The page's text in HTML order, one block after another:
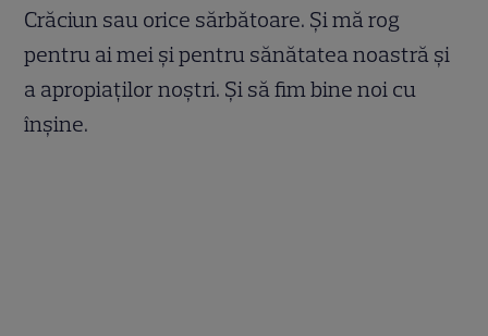
Crăciun sau orice sărbătoare. Şi mă rog
pentru ai mei şi pentru sănătatea noastră şi
a apropiaţilor noştri. Şi să fim bine noi cu
înşine.